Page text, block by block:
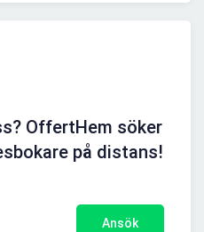
OffertHem söker
på distans!
Ansök